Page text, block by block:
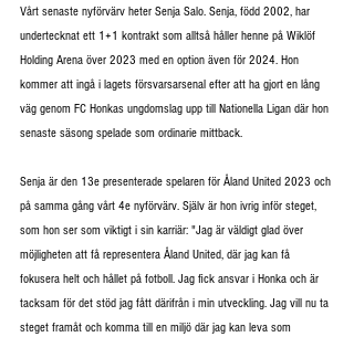
Vårt senaste nyförvärv heter Senja Salo. Senja, född 2002, har
undertecknat ett 1+1 kontrakt som alltså håller henne på Wiklöf
Holding Arena över 2023 med en option även för 2024. Hon
kommer att ingå i lagets försvarsarsenal efter att ha gjort en lång
väg genom FC Honkas ungdomslag upp till Nationella Ligan där hon
senaste säsong spelade som ordinarie mittback.
Senja är den 13e presenterade spelaren för Åland United 2023 och
på samma gång vårt 4e nyförvärv. Själv är hon ivrig inför steget,
som hon ser som viktigt i sin karriär: "Jag är väldigt glad över
möjligheten att få representera Åland United, där jag kan få
fokusera helt och hållet på fotboll. Jag fick ansvar i Honka och är
tacksam för det stöd jag fått därifrån i min utveckling. Jag vill nu ta
steget framåt och komma till en miljö där jag kan leva som